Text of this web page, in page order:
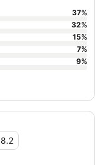
8.2
37%
32%
15%
7%
9%